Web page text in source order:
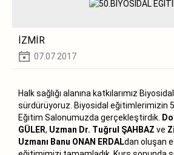
İZMİR
07.07.2017
Halk sağlığı alanına katkılarımız
sürdürüyoruz. Biyosidal eğitimlerimizin
Eğitim Salonumuzda gerçekleştirdik.
GÜLER, Uzman Dr. Tuğrul ŞAHBAZ ve
Uzmanı Banu ONAN ERDALdan oluşan